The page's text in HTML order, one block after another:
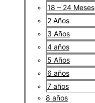
18 – 24 Meses
2 Años
3 Años
4 años
5 Años
6 años
7 años
8 años